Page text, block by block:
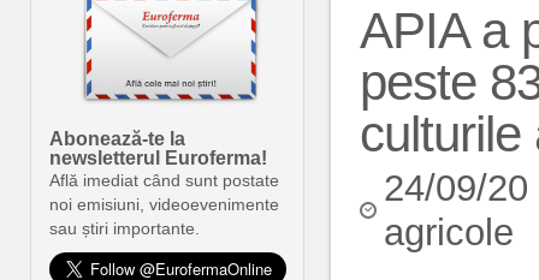
Abonează-te la
newsletterul Euroferma!
Află imediat când sunt postate
noi emisiuni, videoevenimente
sau știri importante.
APIA a
peste
culturile
24/09/
agricole